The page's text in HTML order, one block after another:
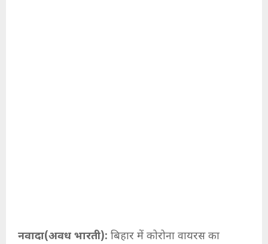
नवादा(अवध भारती): बिहार में कोरोना वायरस का